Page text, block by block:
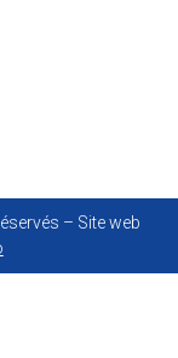
– Site web